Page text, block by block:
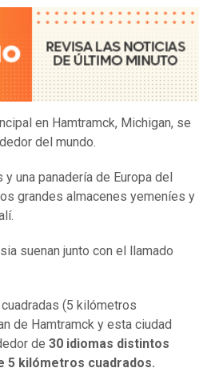
en Hamtramck, Michigan, se
del mundo.
una panadería de Europa del
grandes almacenes yemeníes y
suenan junto con el llamado
(5 kilómetros
de Hamtramck y esta ciudad
de 30 idiomas distintos
5 kilómetros cuadrados.